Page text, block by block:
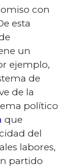
con
esta
un
ejemplo,
de
de la
político
que
del
labores,
partido